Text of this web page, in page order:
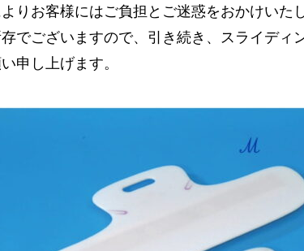
りお客様にはご負担とご迷惑をおかけいた
でございますので、引き続き、スライディ
申し上げます。